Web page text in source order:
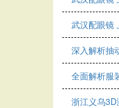
武汉配眼镜
深入解析抽
全面解析服
浙江义乌